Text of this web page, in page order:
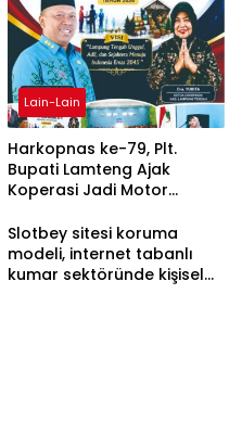
Lain-Lain
Harkopnas ke-79, Plt.
Bupati Lamteng Ajak
Koperasi Jadi Motor
Slotbey sitesi koruma
modeli, internet tabanlı
kumar sektöründe kişisel